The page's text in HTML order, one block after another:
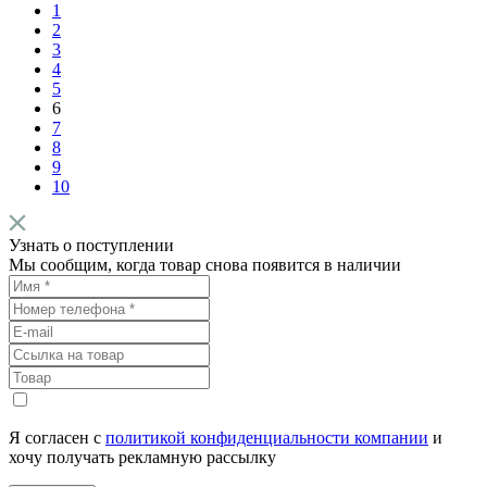
1
2
3
4
5
6
7
8
9
10
Узнать о поступлении
Мы сообщим, когда товар снова появится в наличии
Я согласен с политикой конфиденциальности компании и
хочу получать рекламную рассылку